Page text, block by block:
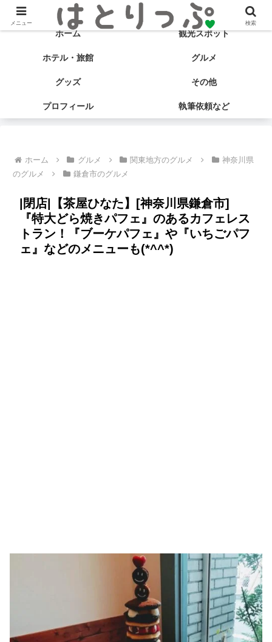
旅する食いしん坊♡ はとサブ子の国内旅行＆グルメブログ
ホーム 観光スポット
ホテル・旅館 グルメ
グッズ その他
プロフィール 執筆依頼など
ホーム グルメ 関東地方のグルメ
神奈川県
のグルメ
鎌倉市のグルメ
|閉店|【茶屋ひなた】[神奈川県鎌倉市]
『特大どら焼きパフェ』のあるカフェレス
トラン！『ブーケパフェ』や『いちごパフ
ェ』などのメニューも(*^^*)
メニュー 検索